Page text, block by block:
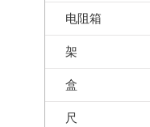
电阻箱
架
盒
尺